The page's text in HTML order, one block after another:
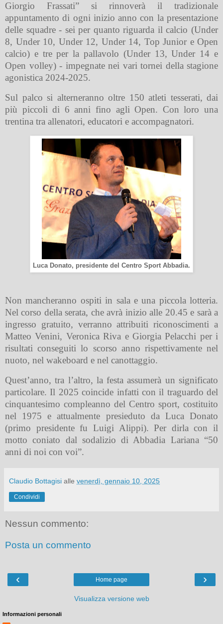
Giorgio Frassati” si rinnoverà il tradizionale
appuntamento di ogni inizio anno con la presentazione
delle squadre - sei per quanto riguarda il calcio (Under
8, Under 10, Under 12, Under 14, Top Junior e Open
calcio) e tre per la pallavolo (Under 13, Under 14 e
Open volley) - impegnate nei vari tornei della stagione
agonistica 2024-2025.
Sul palco si alterneranno oltre 150 atleti tesserati, dai
più piccoli di 6 anni fino agli Open. Con loro una
trentina tra allenatori, educatori e accompagnatori.
Luca Donato, presidente del Centro Sport Abbadia.
Non mancheranno ospiti in sala e una piccola lotteria.
Nel corso della serata, che avrà inizio alle 20.45 e sarà a
ingresso gratuito, verranno attribuiti riconoscimenti a
Matteo Venini, Veronica Riva e Giorgia Pelacchi per i
risultati conseguiti lo scorso anno rispettivamente nel
nuoto, nel wakeboard e nel canottaggio.
Quest’anno, tra l’altro, la festa assumerà un significato
particolare. Il 2025 coincide infatti con il traguardo del
cinquantesimo compleanno del Centro sport, costituito
nel 1975 e attualmente presieduto da Luca Donato
(primo presidente fu Luigi Alippi). Per dirla con il
motto coniato dal sodalizio di Abbadia Lariana “50
anni di noi con voi”.
Claudio Bottagisi alle venerdì, gennaio 10, 2025
Condividi
Nessun commento:
Posta un commento
‹ ›
Home page
Visualizza versione web
Informazioni personali